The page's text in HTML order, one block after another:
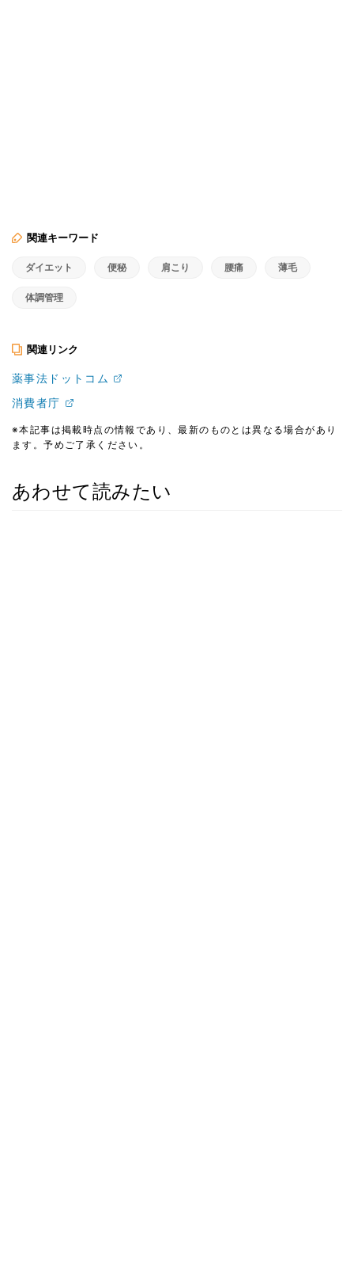
関連キーワード
ダイエット 便秘 肩こり 腰痛 薄毛
体調管理
関連リンク
薬事法ドットコム
消費者庁
※本記事は掲載時点の情報であり、最新のものとは異なる場合があり
ます。予めご了承ください。
あわせて読みたい